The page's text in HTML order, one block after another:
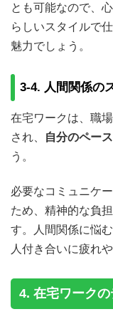
とも可能なので、
らしいスタイルで
魅力でしょう。
3-4. 人間関係の
在宅ワークは、職
され、
自分のペー
う。
必要なコミュニケ
ため、精神的な負
す。人間関係に悩
人付き合いに疲れ
4. 在宅ワークの